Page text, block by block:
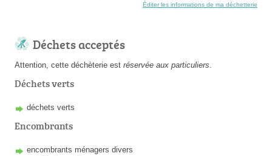
Éditer les informations de ma déchetterie
Déchets acceptés
Attention, cette déchèterie est réservée aux particuliers
Déchets verts
déchets verts
Encombrants
encombrants ménagers divers